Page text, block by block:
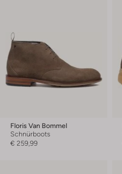
Floris Van Bommel
Schnürboots
€ 259,99